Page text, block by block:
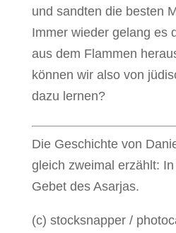
und sandten die besten
Immer wieder gelang es
aus dem Flammen
können wir also von
dazu lernen?
Die Geschichte von
gleich zweimal erzählt:
Gebet des Asarjas.
(c) stocksnapper /